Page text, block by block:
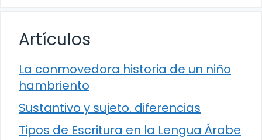
Artículos
La conmovedora historia de un niño
hambriento
Sustantivo y sujeto. diferencias
Tipos de Escritura en la Lengua Árabe